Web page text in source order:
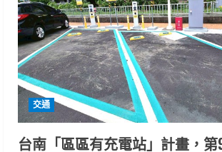
交通
台南「區區有充電站」計畫，